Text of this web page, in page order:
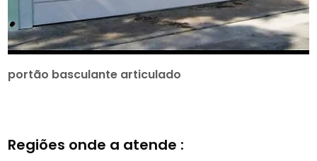
portão basculante articulado
Regiões onde a atende :